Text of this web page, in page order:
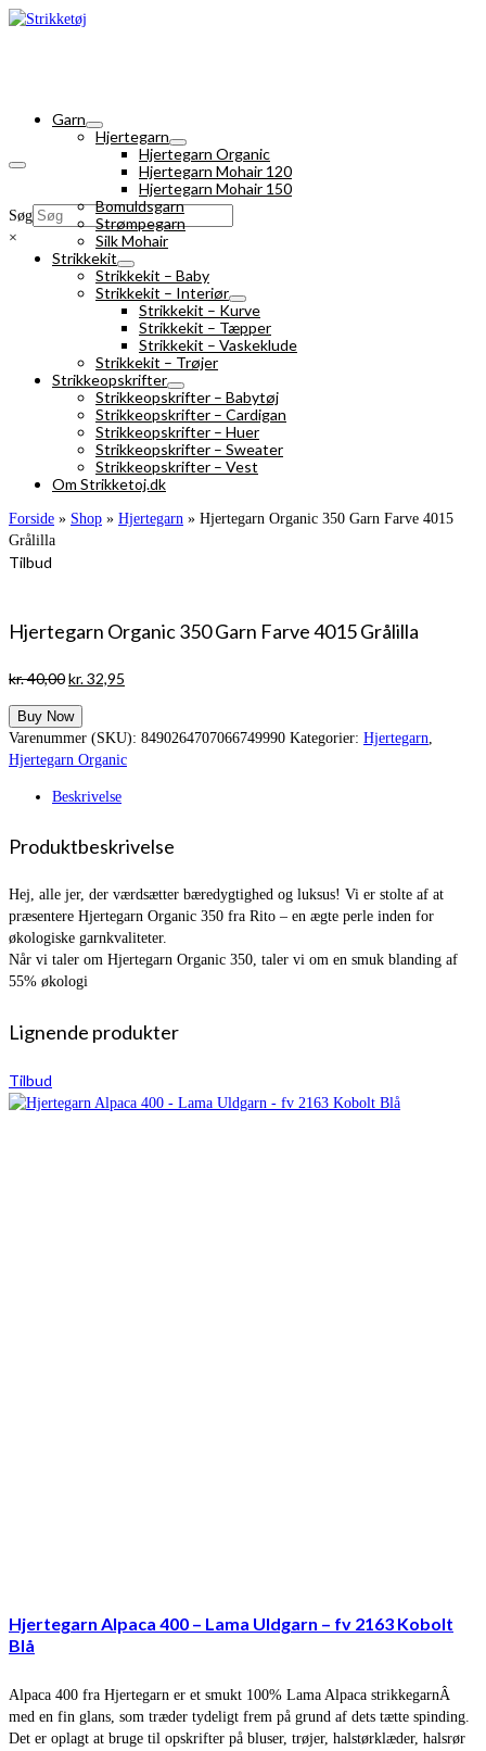
Søg
×
Garn
Hjertegarn
Hjertegarn Organic
Hjertegarn Mohair 120
Hjertegarn Mohair 150
Bomuldsgarn
Strømpegarn
Silk Mohair
Strikkekit
Strikkekit – Baby
Strikkekit – Interiør
Strikkekit – Kurve
Strikkekit – Tæpper
Strikkekit – Vaskeklude
Strikkekit – Trøjer
Strikkeopskrifter
Strikkeopskrifter – Babytøj
Strikkeopskrifter – Cardigan
Strikkeopskrifter – Huer
Strikkeopskrifter – Sweater
Strikkeopskrifter – Vest
Om Strikketoj.dk
Forside » Shop » Hjertegarn » Hjertegarn Organic 350 Garn Farve 4015
Grålilla
Tilbud
Hjertegarn Organic 350 Garn Farve 4015 Grålilla
kr.40,00Den
pris
var:
kr. 40,00.
kr.32,95
er:
kr. 32,95.
Buy Now
Varenummer (SKU): 8490264707066749990 Kategorier: Hjertegarn,
Hjertegarn Organic
Beskrivelse
Produktbeskrivelse
Hej, alle jer, der værdsætter bæredygtighed og luksus! Vi er stolte af at
præsentere Hjertegarn Organic 350 fra Rito – en ægte perle inden for
økologiske garnkvaliteter.
Når vi taler om Hjertegarn Organic 350, taler vi om en smuk blanding af
55% økologi
Lignende produkter
Tilbud
Hjertegarn Alpaca 400 – Lama Uldgarn – fv 2163 Kobolt
Blå
Alpaca 400 fra Hjertegarn er et smukt 100% Lama Alpaca strikkegarnÂ
med en fin glans, som træder tydeligt frem på grund af dets tætte spinding.
Det er oplagt at bruge til opskrifter på bluser, trøjer, halstørklæder, halsrør